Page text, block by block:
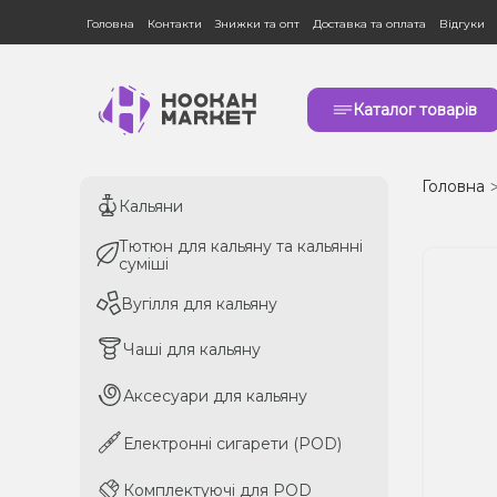
Головна Контакти Знижки та опт Доставка та оплата Відгуки
Каталог товарів
Кальяни
Тютюн для кальяну та кальянні
суміші
Вугілля для кальяну
Чаші для кальяну
Аксесуари для кальяну
Електронні сигарети (POD)
Комплектуючі для POD
Кальяни
Тютюн для кальяну та кальянні
суміші
Вугілля для кальяну
Чаші для кальяну
Аксесуари для кальяну
Електронні сигарети (POD)
Комплектуючі для POD
Головна